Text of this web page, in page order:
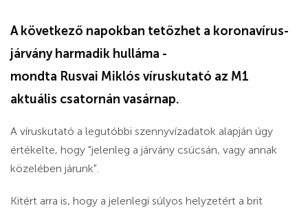
A következő napokban tetőzhet a koronavírus-
járvány harmadik hulláma -
mondta Rusvai Miklós víruskutató az M1
aktuális csatornán vasárnap.
A víruskutató a legutóbbi szennyvízadatok alapján úgy
értékelte, hogy "jelenleg a járvány csúcsán, vagy annak
közelében járunk".
Kitért arra is, hogy a jelenlegi súlyos helyzetért a brit